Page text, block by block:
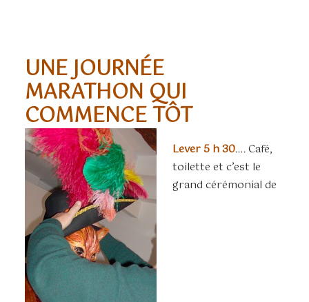
UNE JOURNÉE
MARATHON QUI
COMMENCE TÔT
Lever 5 h 30…. Café,
toilette et c’est le
grand cérémonial de